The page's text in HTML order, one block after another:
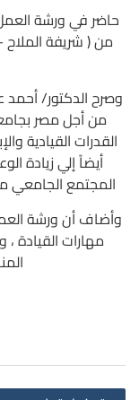
حاضر في ورشة العمل
من ( شريفة
وصرح الدكتور/
من أجل مصر
القدرات القيادية
أيضاً إلي زيادة
المجتمع الجامعي
وأضاف أن ورشة
مهارات القيادة ،